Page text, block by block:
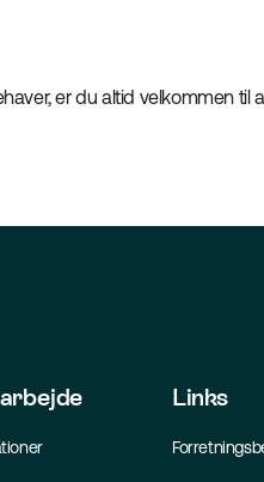
er du altid velkommen til
Links